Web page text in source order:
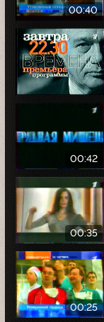
00:40
00:42
00:35
00:25